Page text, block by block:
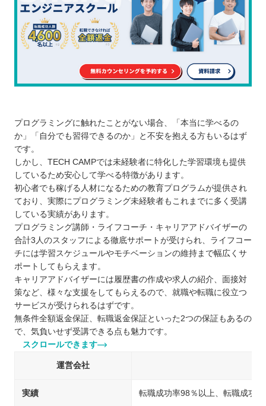
プログラミングに触れたことがない場合、「本当に学べるの
か」「自分でも習得できるのか」と不安を抱える方もいるはず
です。
しかし、TECH CAMPでは未経験者に特化した学習環境も提供
しているため安心して学べる特徴があります。
初心者でも稼げる人材になるための教育プログラムが提供され
ており、実際にプログラミング未経験者もこれまでに多く受講
している実績があります。
プログラミング講師・ライフコーチ・キャリアアドバイザーの
合計3人のスタッフによる徹底サポートが受けられ、ライフコー
チには学習スケジュールやモチベーションの維持まで幅広くサ
ポートしてもらえます。
キャリアアドバイザーには履歴書の作成や求人の紹介、面接対
策など、様々な支援をしてもらえるので、就職や転職に役立つ
サービスが受けられるはずです。
無条件全額返金保証、転職返金保証といった2つの保証もあるの
で、気負いせず受講できる点も魅力です。
スクロールできます
運営会社
実績 転職成功率98％以上、転職成功